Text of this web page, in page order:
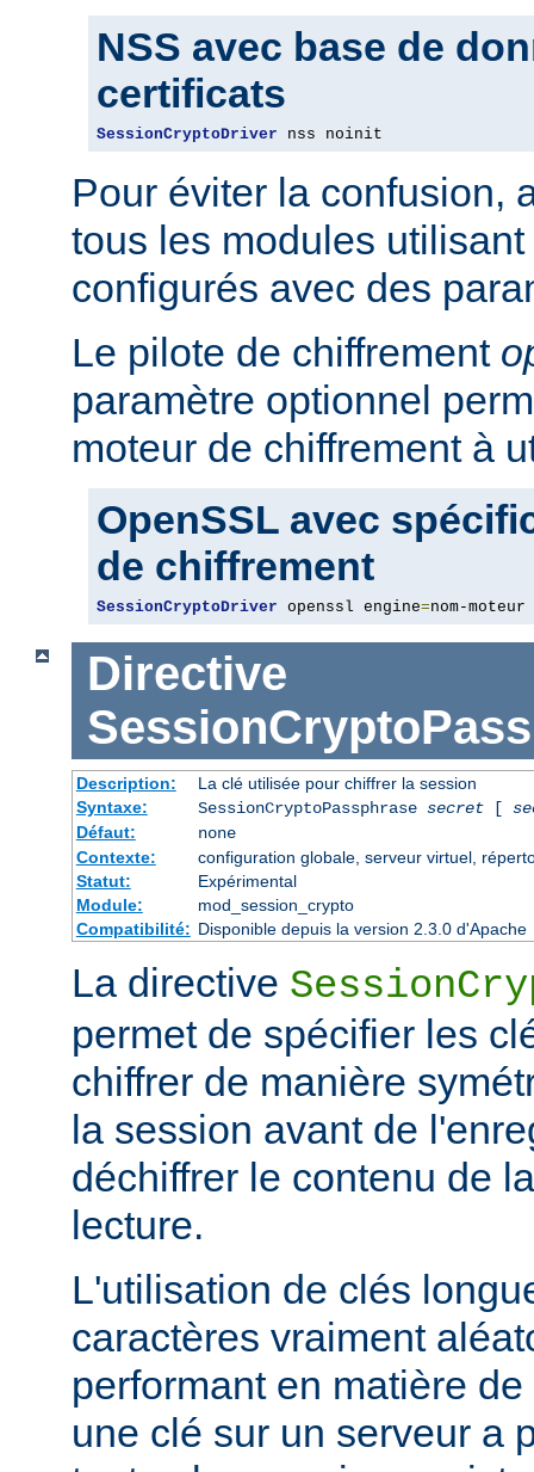
NSS avec base de
certificats
SessionCryptoDriver nss noinit
Pour éviter la confusion,
tous les modules
configurés avec des
Le pilote de chiffrement
paramètre optionnel
moteur de chiffrement à
OpenSSL avec
de chiffrement
SessionCryptoDriver openssl engine=nom-moteur
Directive
Description:
La clé utilisée pour chiffrer la session
Syntaxe:
SessionCryptoPassphrase secret[
Défaut:
none
Contexte:
configuration globale, serveur virtuel,
Statut:
Expérimental
Module:
mod_session_crypto
Compatibilité: Disponible depuis la version 2.3.0 d'Apache
La directive
permet de spécifier les
chiffrer de manière
la session avant de
déchiffrer le contenu de
lecture.
L'utilisation de clés
caractères vraiment
performant en matière
une clé sur un serveur a